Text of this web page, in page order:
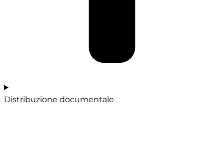
Distribuzione documentale